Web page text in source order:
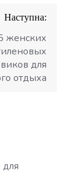
Наступна:
женских
для
отдыха
для